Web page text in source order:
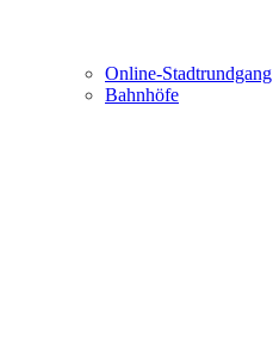
Online-Stadtrundgang
Bahnhöfe